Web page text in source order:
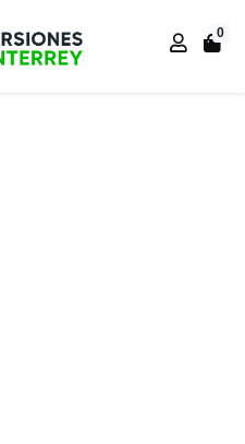
0
SILLA DE OFICINA RANCO